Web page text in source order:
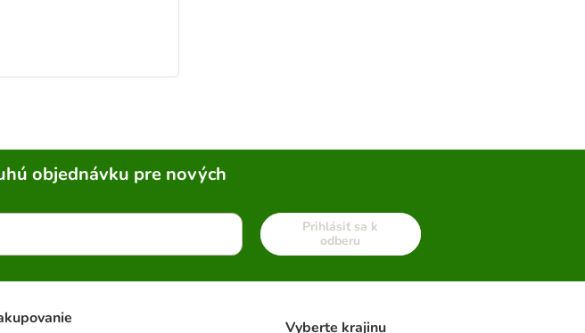
objednávku pre nových
Prihlásiť sa k
odberu
Vyberte krajinu